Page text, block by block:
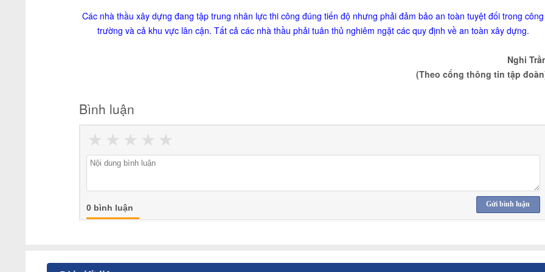
Các nhà thầu xây dựng đang tập trung nhân lực thi công đúng tiến độ nhưng phải đảm bảo an toàn tuyệt đối trong công
trường và cả khu vực lân cận. Tất cả các nhà thầu phải tuân thủ nghiêm ngặt các quy định về an toàn xây dựng.
Nghi
(Theo cổng thông tin tập
Bình luận
★
★
★
★
★
Gửi bình luận
0 bình luận